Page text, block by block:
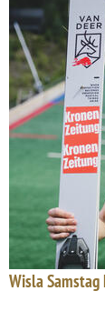
Wisla